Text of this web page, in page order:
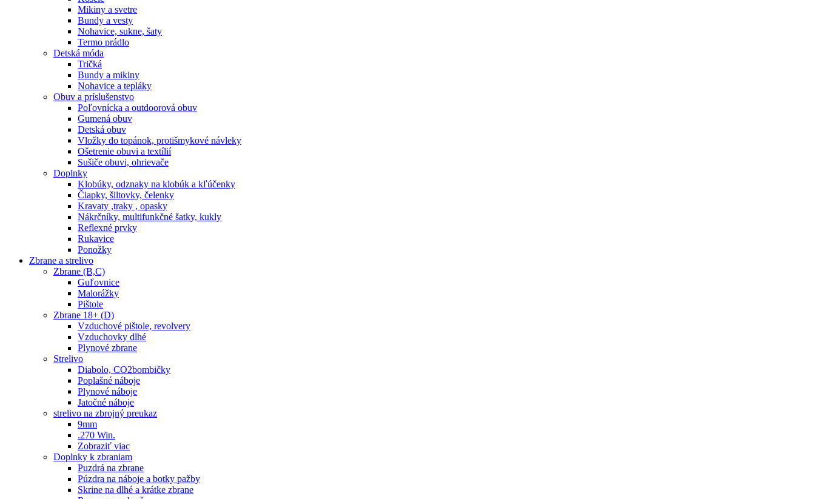
Mikiny a svetre
Bundy a vesty
Nohavice, sukne, šaty
Termo prádlo
Detská móda
Tričká
Bundy a mikiny
Nohavice a tepláky
Obuv a príslušenstvo
Poľovnícka a outdoorová obuv
Gumená obuv
Detská obuv
Vložky do topánok, protišmykové návleky
Ošetrenie obuvi a textílií
Sušiče obuvi, ohrievače
Doplnky
Klobúky, odznaky na klobúk a kľúčenky
Čiapky, šiltovky, čelenky
Kravaty ,traky , opasky
Nákrčníky, multifunkčné šatky, kukly
Reflexné prvky
Rukavice
Ponožky
Zbrane a strelivo
Zbrane (B,C)
Guľovnice
Malorážky
Pištole
Zbrane 18+ (D)
Vzduchové pištole, revolvery
Vzduchovky dlhé
Plynové zbrane
Strelivo
Diabolo, CO2bombičky
Poplašné náboje
Plynové náboje
Jatočné náboje
strelivo na zbrojný preukaz
9mm
.270 Win.
Zobraziť viac
Doplnky k zbraniam
Puzdrá na zbrane
Púzdra na náboje a botky pažby
Skrine na dlhé a krátke zbrane